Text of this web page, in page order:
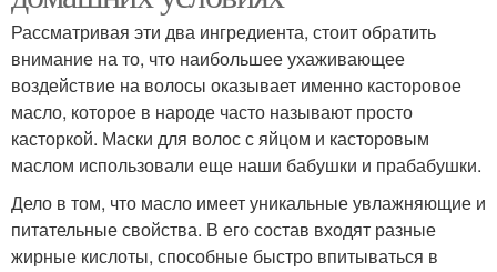
Рассматривая эти два ингредиента, стоит обратить
внимание на то, что наибольшее ухаживающее
воздействие на волосы оказывает именно касторовое
масло, которое в народе часто называют просто
касторкой. Маски для волос с яйцом и касторовым
маслом использовали еще наши бабушки и прабабушки.
Дело в том, что масло имеет уникальные увлажняющие и
питательные свойства. В его состав входят разные
жирные кислоты, способные быстро впитываться в